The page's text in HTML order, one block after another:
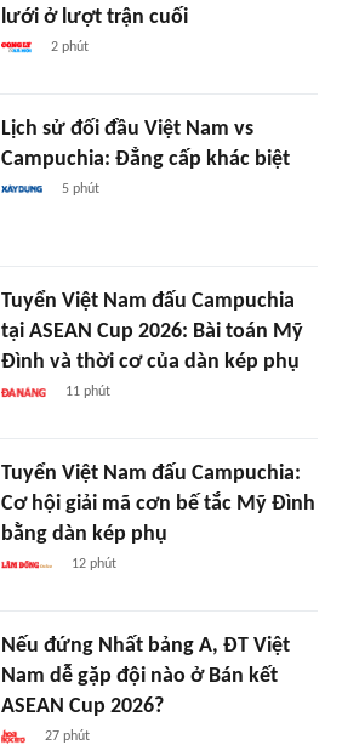
lưới ở lượt trận cuối
2 phút
Lịch sử đối đầu Việt Nam vs
Campuchia: Đẳng cấp khác biệt
5 phút
Tuyển Việt Nam đấu Campuchia
tại ASEAN Cup 2026: Bài toán Mỹ
Đình và thời cơ của dàn kép phụ
11 phút
Tuyển Việt Nam đấu Campuchia:
Cơ hội giải mã cơn bế tắc Mỹ Đình
bằng dàn kép phụ
12 phút
Nếu đứng Nhất bảng A, ĐT Việt
Nam dễ gặp đội nào ở Bán kết
ASEAN Cup 2026?
27 phút